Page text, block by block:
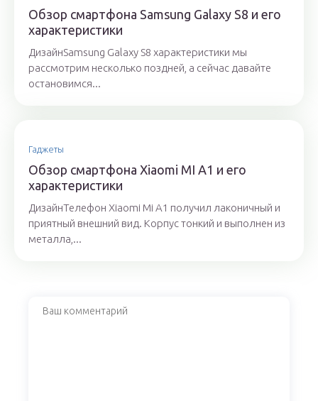
Обзор смартфона Samsung Galaxy S8 и его
характеристики
ДизайнSamsung Galaxy S8 характеристики мы
рассмотрим несколько поздней, а сейчас давайте
остановимся...
Гаджеты
Обзор смартфона Xiaomi MI A1 и его
характеристики
ДизайнТелефон Xiaomi Mi A1 получил лаконичный и
приятный внешний вид. Корпус тонкий и выполнен из
металла,...